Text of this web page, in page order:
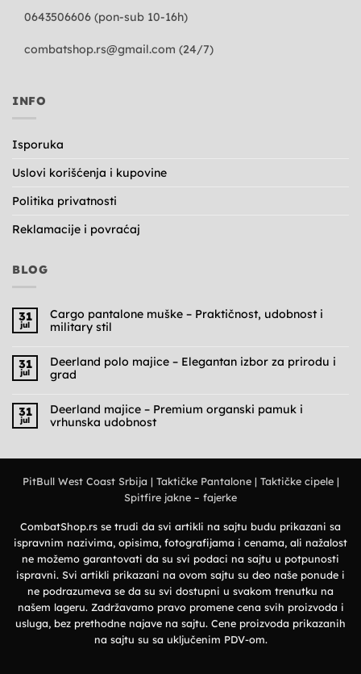
0643506606 (pon-sub 10-16h)
combatshop.rs@gmail.com (24/7)
INFO
Isporuka
Uslovi korišćenja i kupovine
Politika privatnosti
Reklamacije i povraćaj
BLOG
31
jul
Cargo pantalone muške – Praktičnost, udobnost i
military stil
na
Cargo
pantalone
muške
Praktičnost,
udobnost
i
military
31
jul
Deerland polo majice – Elegantan izbor za prirodu i
grad
na
Deerland
polo
izbor
prirodu
i
31
jul
Deerland majice – Premium organski pamuk i
vrhunska udobnost
–
vrhunska
udobnost
PitBull West Coast Srbija | Taktičke Pantalone| Taktičke cipele|
Spitfire jakne – fajerke
CombatShop.rs se trudi da svi artikli na sajtu budu prikazani sa
ispravnim nazivima, opisima, fotografijama i cenama, ali nažalost
ne možemo garantovati da su svi podaci na sajtu u potpunosti
ispravni. Svi artikli prikazani na ovom sajtu su deo naše ponude i
ne podrazumeva se da su svi dostupni u svakom trenutku na
našem lageru. Zadržavamo pravo promene cena svih proizvoda i
usluga, bez prethodne najave na sajtu. Cene proizvoda prikazanih
na sajtu su sa uključenim PDV-om.